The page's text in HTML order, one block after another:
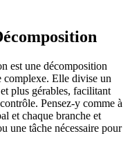
est une décomposition
complexe. Elle divise un
plus gérables, facilitant
Pensez-y comme à
et chaque branche et
une tâche nécessaire pour